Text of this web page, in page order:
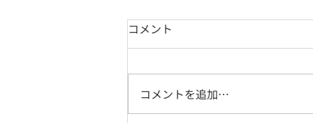
コメント
コメントを追加…